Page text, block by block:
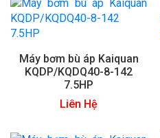
Máy bơm bù áp Kaiquan
KQDP/KQDQ40-8-142
7.5HP
Liên Hệ